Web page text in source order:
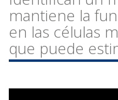
mantiene la
en las células
que puede